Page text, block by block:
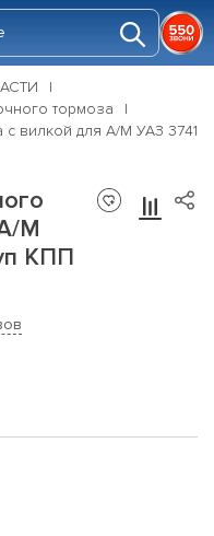
тормоза
с вилкой для А/М УАЗ 3741
М
КПП